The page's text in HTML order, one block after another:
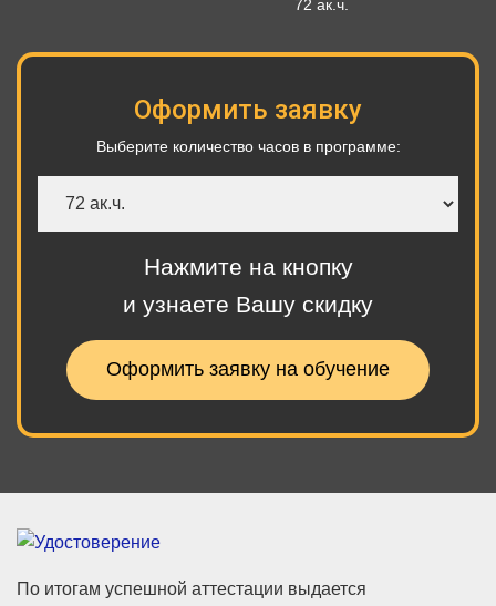
72 ак.ч.
Оформить заявку
Выберите количество часов в программе:
Нажмите на кнопку
и узнаете Вашу скидку
Оформить заявку на обучение
По итогам успешной аттестации выдается